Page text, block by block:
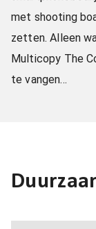
met shooting
zetten. Alleen
Multicopy The
te vangen…